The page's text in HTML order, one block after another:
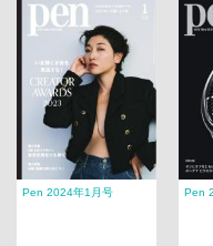
Pen 2024年1月号 Pen